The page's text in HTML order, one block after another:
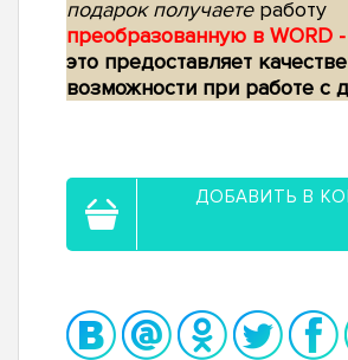
подарок получаетеработу
преобразованную в WORD
это предоставляет
возможности при работе с
ДОБАВИТЬ В